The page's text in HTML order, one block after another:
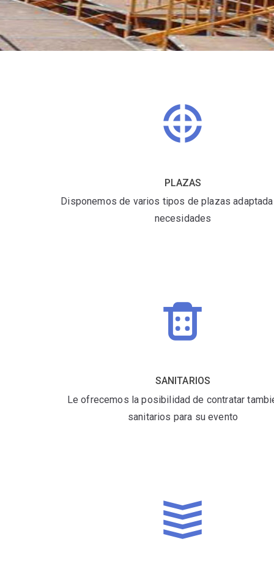
PLAZAS
Disponemos de varios tipos de plazas
necesidades
SANITARIOS
Le ofrecemos la posibilidad de contratar
sanitarios para su evento